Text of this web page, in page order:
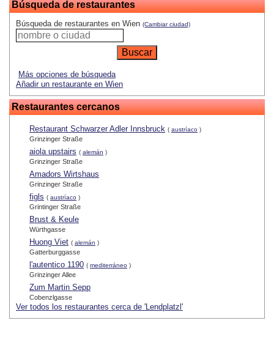
Búsqueda de restaurantes
Búsqueda de restaurantes en Wien (Cambiar ciudad)
Más opciones de búsqueda
Añadir un restaurante en Wien
Restaurantes cercanos
Restaurant Schwarzer Adler Innsbruck ( austríaco )
Grinzinger Straße
aiola upstairs ( alemán )
Grinzinger Straße
Amadors Wirtshaus
Grinzinger Straße
figls ( austríaco )
Grintinger Straße
Brust & Keule
Würthgasse
Huong Viet ( alemán )
Gatterburggasse
l'autentico 1190 ( mediterráneo )
Grinzinger Allee
Zum Martin Sepp
Cobenzlgasse
Ver todos los restaurantes cerca de 'Lendplatzl'